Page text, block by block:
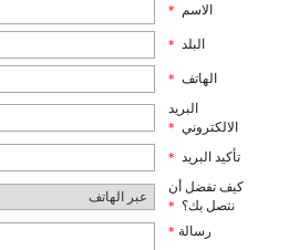
الاسم *
البلد *
الهاتف *
البريد
الالكتروني *
تأكيد البريد *
كيف تفضل أن
نتصل بك؟ *
رسالة *